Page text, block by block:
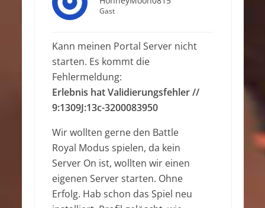
Gast
Kann meinen Portal Server nicht
starten. Es kommt die
Fehlermeldung:
Erlebnis hat Validierungsfehler //
9:1309J:13c-3200083950
Wir wollten gerne den Battle
Royal Modus spielen, da kein
Server On ist, wollten wir einen
eigenen Server starten. Ohne
Erfolg. Hab schon das Spiel neu